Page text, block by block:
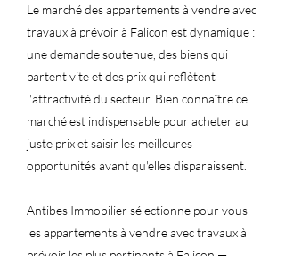
Le marché des appartements à vendre avec
travaux à prévoir à Falicon est dynamique :
une demande soutenue, des biens qui
partent vite et des prix qui reflètent
l'attractivité du secteur. Bien connaître ce
marché est indispensable pour acheter au
juste prix et saisir les meilleures
opportunités avant qu'elles disparaissent.
Antibes Immobilier sélectionne pour vous
les appartements à vendre avec travaux à